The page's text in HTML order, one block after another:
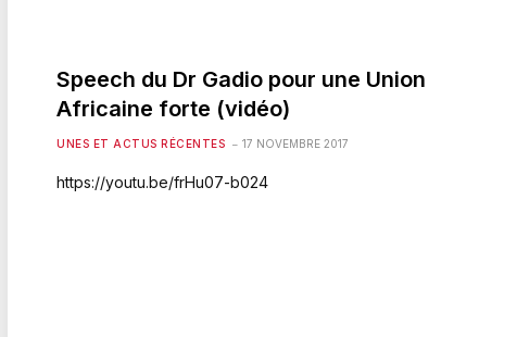
Speech du Dr Gadio pour une Union
Africaine forte (vidéo)
UNES ET ACTUS RÉCENTES 17 NOVEMBRE 2017
https://youtu.be/frHu07-b024